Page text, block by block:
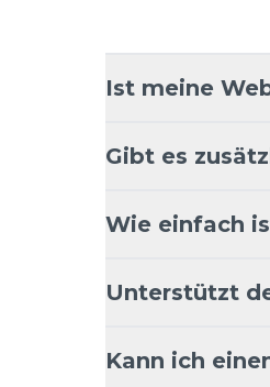
Ist meine
Gibt es
Wie einfach
Unterstützt
Kann ich